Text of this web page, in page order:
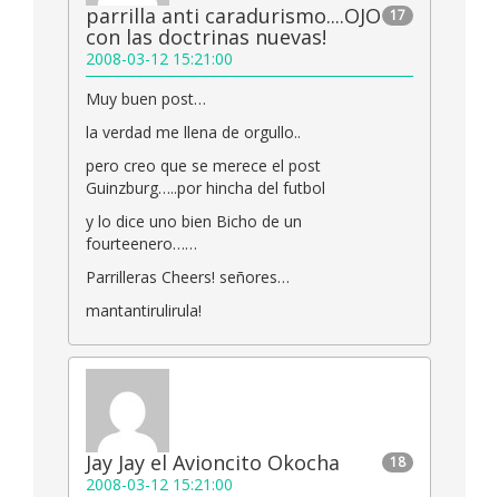
17
parrilla anti caradurismo....OJO
con las doctrinas nuevas!
2008-03-12 15:21:00
Muy buen post…
la verdad me llena de orgullo..
pero creo que se merece el post
Guinzburg…..por hincha del futbol
y lo dice uno bien Bicho de un
fourteenero……
Parrilleras Cheers! señores…
mantantirulirula!
18
Jay Jay el Avioncito Okocha
2008-03-12 15:21:00